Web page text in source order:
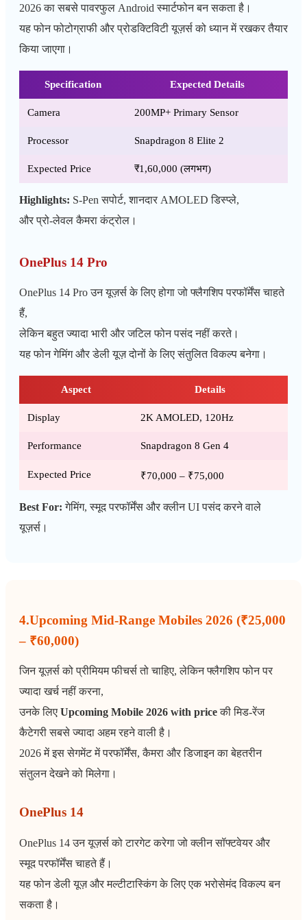
2026 का सबसे पावरफुल Android स्मार्टफोन बन सकता है।
यह फोन फोटोग्राफी और प्रोडक्टिविटी यूज़र्स को ध्यान में रखकर तैयार
किया जाएगा।
Specification Expected Details
Camera 200MP+ Primary Sensor
Processor Snapdragon 8 Elite 2
Expected Price ₹1,60,000 (लगभग)
Highlights: S-Pen सपोर्ट, शानदार AMOLED डिस्प्ले,
और प्रो-लेवल कैमरा कंट्रोल।
OnePlus 14 Pro
OnePlus 14 Pro उन यूज़र्स के लिए होगा जो फ्लैगशिप परफॉर्मेंस चाहते
हैं,
लेकिन बहुत ज्यादा भारी और जटिल फोन पसंद नहीं करते।
यह फोन गेमिंग और डेली यूज़ दोनों के लिए संतुलित विकल्प बनेगा।
Aspect Details
Display 2K AMOLED, 120Hz
Performance Snapdragon 8 Gen 4
Expected Price ₹70,000 – ₹75,000
Best For: गेमिंग, स्मूद परफॉर्मेंस और क्लीन UI पसंद करने वाले
यूज़र्स।
4.Upcoming Mid-Range Mobiles 2026 (₹25,000
– ₹60,000)
जिन यूज़र्स को प्रीमियम फीचर्स तो चाहिए, लेकिन फ्लैगशिप फोन पर
ज्यादा खर्च नहीं करना,
उनके लिए Upcoming Mobile 2026 with priceकी मिड-रेंज
कैटेगरी सबसे ज्यादा अहम रहने वाली है।
2026 में इस सेगमेंट में परफॉर्मेंस, कैमरा और डिजाइन का बेहतरीन
संतुलन देखने को मिलेगा।
OnePlus 14
OnePlus 14 उन यूज़र्स को टारगेट करेगा जो क्लीन सॉफ्टवेयर और
स्मूद परफॉर्मेंस चाहते हैं।
यह फोन डेली यूज़ और मल्टीटास्किंग के लिए एक भरोसेमंद विकल्प बन
सकता है।